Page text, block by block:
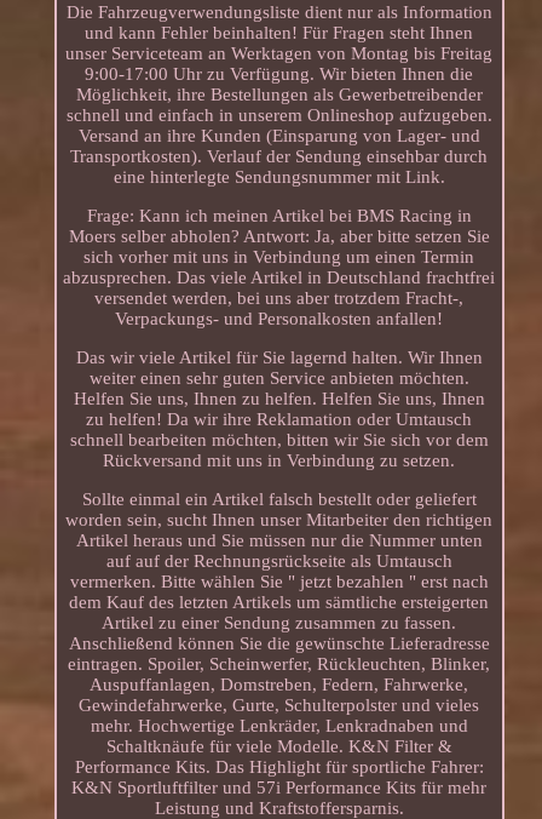
Die Fahrzeugverwendungsliste dient nur als Information
und kann Fehler beinhalten! Für Fragen steht Ihnen
unser Serviceteam an Werktagen von Montag bis Freitag
9:00-17:00 Uhr zu Verfügung. Wir bieten Ihnen die
Möglichkeit, ihre Bestellungen als Gewerbetreibender
schnell und einfach in unserem Onlineshop aufzugeben.
Versand an ihre Kunden (Einsparung von Lager- und
Transportkosten). Verlauf der Sendung einsehbar durch
eine hinterlegte Sendungsnummer mit Link.
Frage: Kann ich meinen Artikel bei BMS Racing in
Moers selber abholen? Antwort: Ja, aber bitte setzen Sie
sich vorher mit uns in Verbindung um einen Termin
abzusprechen. Das viele Artikel in Deutschland frachtfrei
versendet werden, bei uns aber trotzdem Fracht-,
Verpackungs- und Personalkosten anfallen!
Das wir viele Artikel für Sie lagernd halten. Wir Ihnen
weiter einen sehr guten Service anbieten möchten.
Helfen Sie uns, Ihnen zu helfen. Helfen Sie uns, Ihnen
zu helfen! Da wir ihre Reklamation oder Umtausch
schnell bearbeiten möchten, bitten wir Sie sich vor dem
Rückversand mit uns in Verbindung zu setzen.
Sollte einmal ein Artikel falsch bestellt oder geliefert
worden sein, sucht Ihnen unser Mitarbeiter den richtigen
Artikel heraus und Sie müssen nur die Nummer unten
auf auf der Rechnungsrückseite als Umtausch
vermerken. Bitte wählen Sie " jetzt bezahlen " erst nach
dem Kauf des letzten Artikels um sämtliche ersteigerten
Artikel zu einer Sendung zusammen zu fassen.
Anschließend können Sie die gewünschte Lieferadresse
eintragen. Spoiler, Scheinwerfer, Rückleuchten, Blinker,
Auspuffanlagen, Domstreben, Federn, Fahrwerke,
Gewindefahrwerke, Gurte, Schulterpolster und vieles
mehr. Hochwertige Lenkräder, Lenkradnaben und
Schaltknäufe für viele Modelle. K&N Filter &
Performance Kits. Das Highlight für sportliche Fahrer:
K&N Sportluftfilter und 57i Performance Kits für mehr
Leistung und Kraftstoffersparnis.